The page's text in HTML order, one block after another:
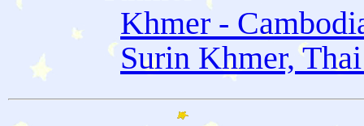
Khmer -
Surin Khmer,